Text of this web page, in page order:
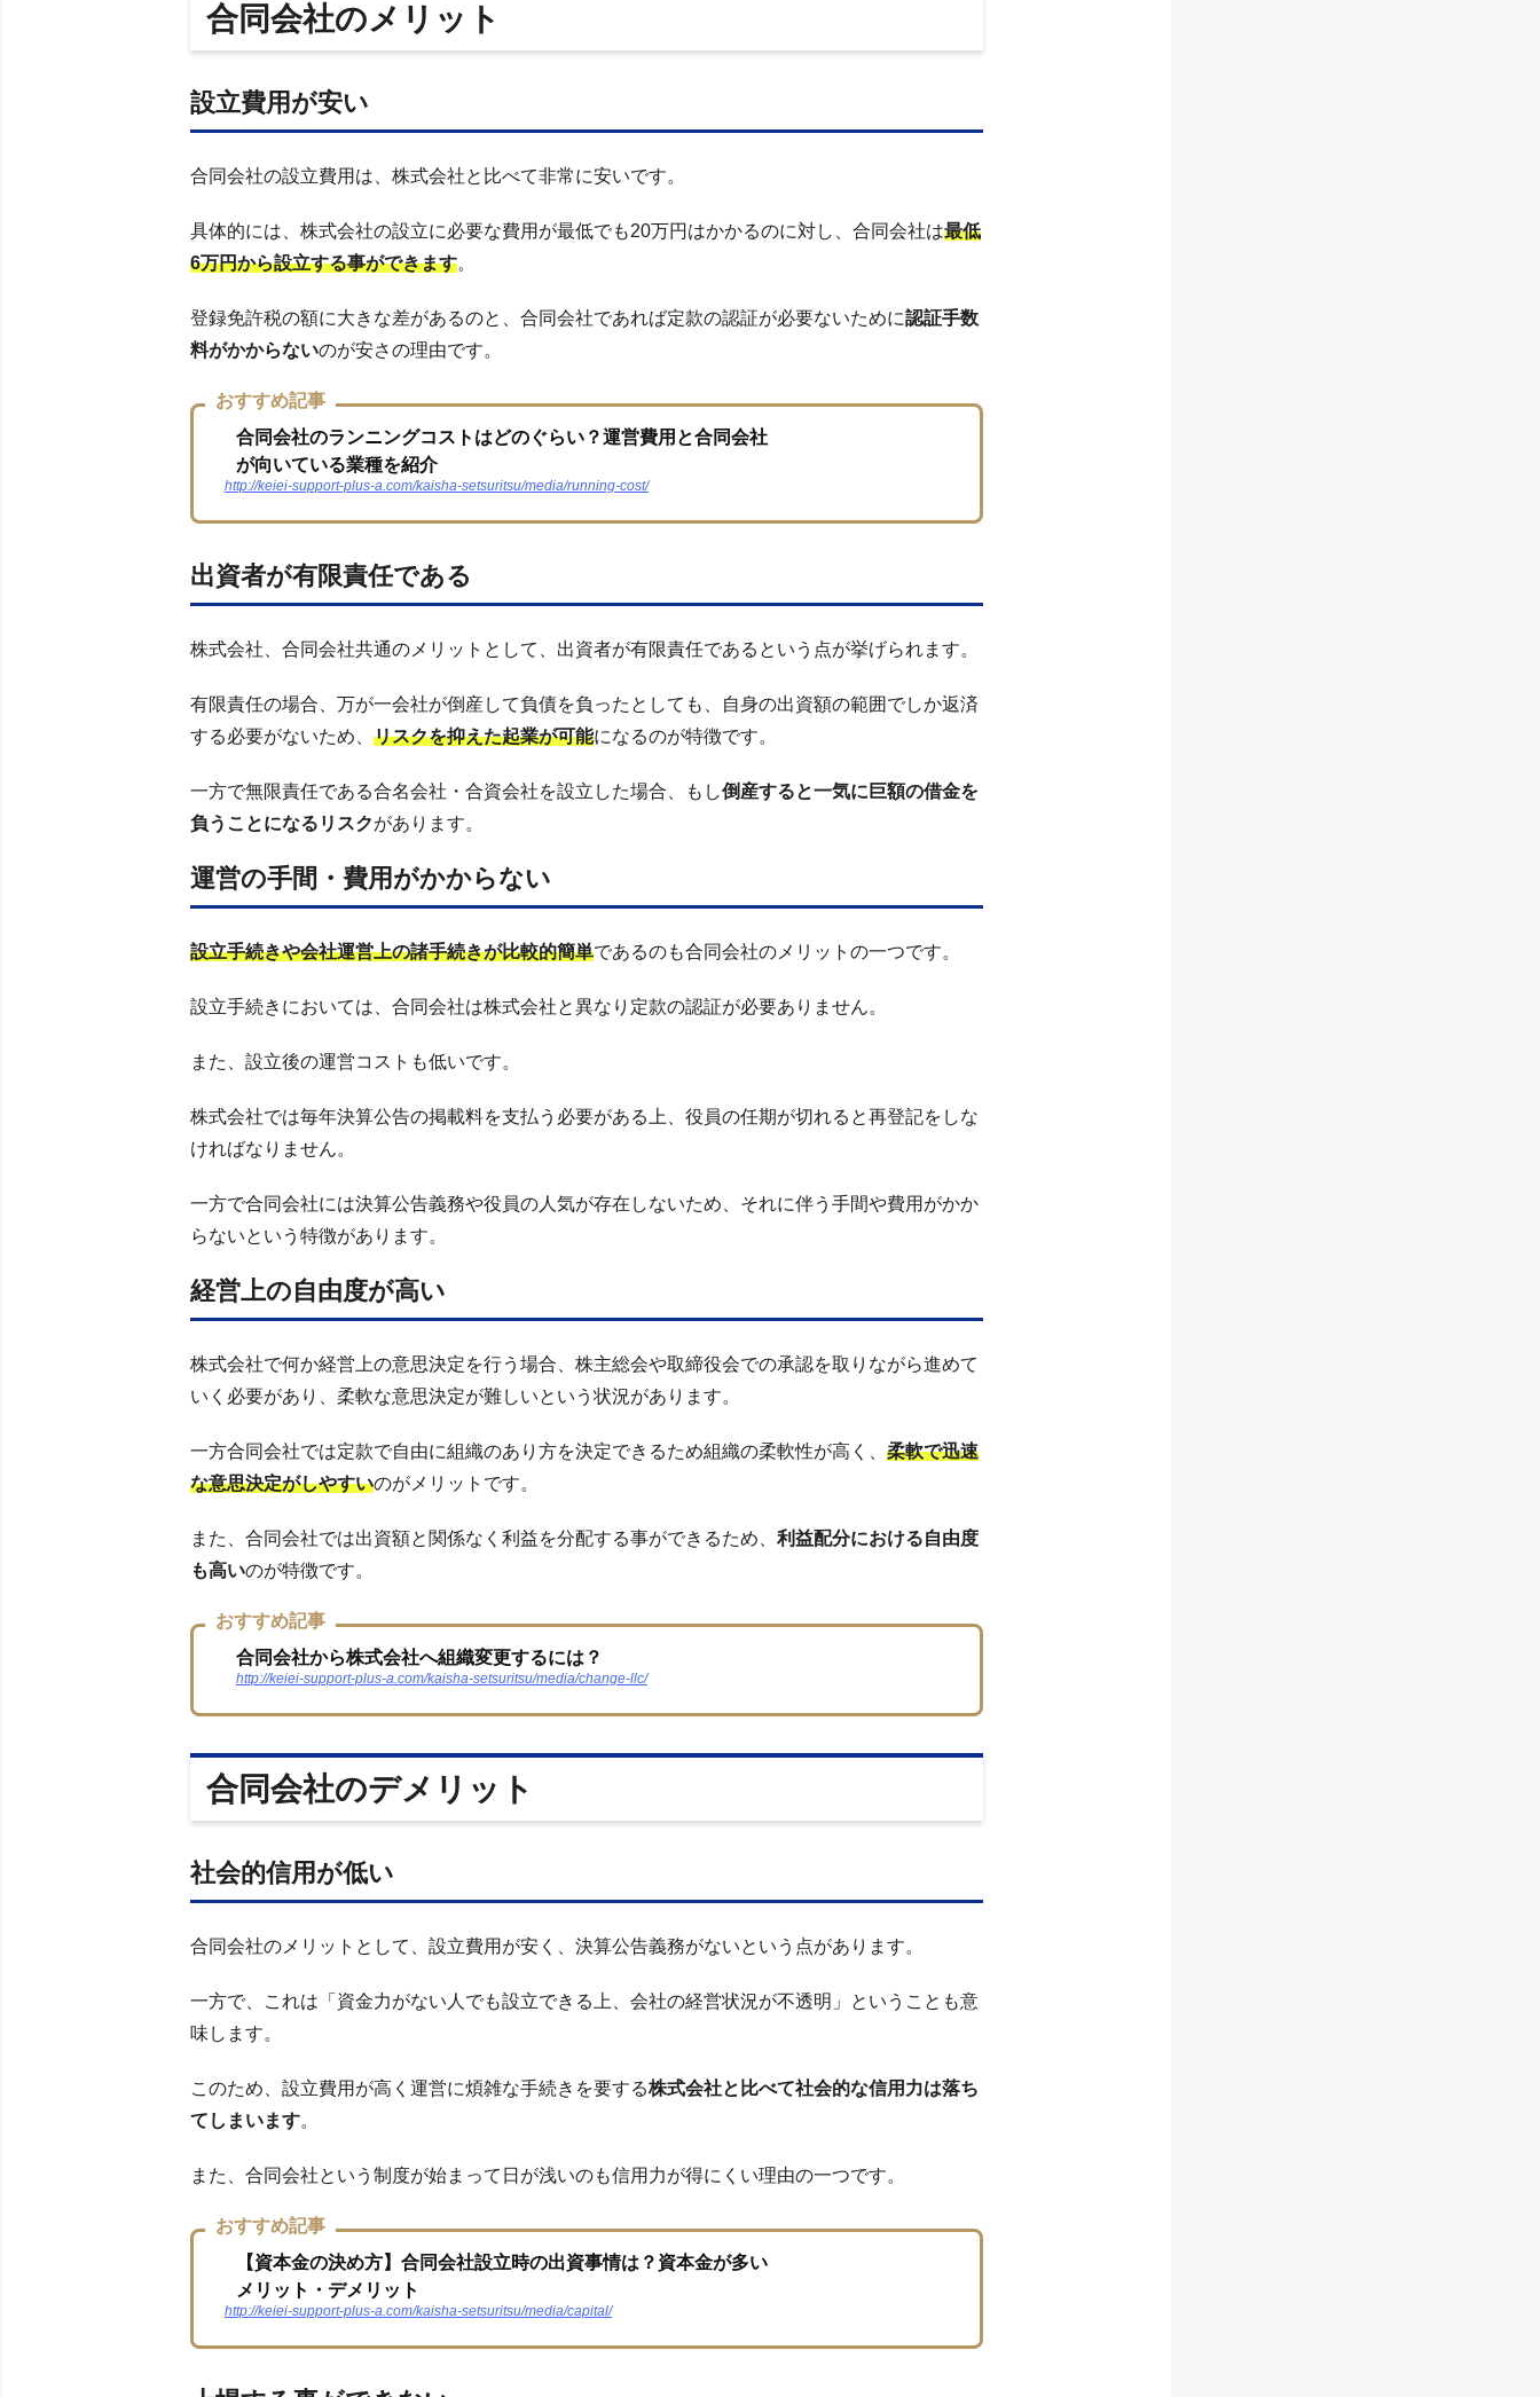
合同会社のメリット
設立費用が安い
合同会社の設立費用は、株式会社と比べて非常に安いです。
具体的には、株式会社の設立に必要な費用が最低でも20万円はかかるのに対し、合同会社は最低
6万円から設立する事ができます。
登録免許税の額に大きな差があるのと、合同会社であれば定款の認証が必要ないために認証手数
料がかからないのが安さの理由です。
おすすめ記事
合同会社のランニングコストはどのぐらい？運営費用と合同会社
が向いている業種を紹介
http://keiei-support-plus-a.com/kaisha-setsuritsu/media/running-cost/
出資者が有限責任である
株式会社、合同会社共通のメリットとして、出資者が有限責任であるという点が挙げられます。
有限責任の場合、万が一会社が倒産して負債を負ったとしても、自身の出資額の範囲でしか返済
する必要がないため、 リスクを抑えた起業が可能になるのが特徴です。
一方で無限責任である合名会社・合資会社を設立した場合、もし倒産すると一気に巨額の借金を
負うことになるリスクがあります。
運営の手間・費用がかからない
設立手続きや会社運営上の諸手続きが比較的簡単であるのも合同会社のメリットの一つです。
設立手続きにおいては、合同会社は株式会社と異なり定款の認証が必要ありません。
また、設立後の運営コストも低いです。
株式会社では毎年決算公告の掲載料を支払う必要がある上、役員の任期が切れると再登記をしな
ければなりません。
一方で合同会社には決算公告義務や役員の人気が存在しないため、それに伴う手間や費用がかか
らないという特徴があります。
経営上の自由度が高い
株式会社で何か経営上の意思決定を行う場合、株主総会や取締役会での承認を取りながら進めて
いく必要があり、柔軟な意思決定が難しいという状況があります。
一方合同会社では定款で自由に組織のあり方を決定できるため組織の柔軟性が高く、 柔軟で迅速
な意思決定がしやすいのがメリットです。
また、合同会社では出資額と関係なく利益を分配する事ができるため、 利益配分における自由度
も高いのが特徴です。
おすすめ記事
合同会社から株式会社へ組織変更するには？
http://keiei-support-plus-a.com/kaisha-setsuritsu/media/change-llc/
合同会社のデメリット
社会的信用が低い
合同会社のメリットとして、設立費用が安く、決算公告義務がないという点があります。
一方で、これは「資金力がない人でも設立できる上、会社の経営状況が不透明」ということも意
味します。
このため、設立費用が高く運営に煩雑な手続きを要する株式会社と比べて社会的な信用力は落ち
てしまいます。
また、合同会社という制度が始まって日が浅いのも信用力が得にくい理由の一つです。
おすすめ記事
【資本金の決め方】合同会社設立時の出資事情は？資本金が多い
メリット・デメリット
http://keiei-support-plus-a.com/kaisha-setsuritsu/media/capital/